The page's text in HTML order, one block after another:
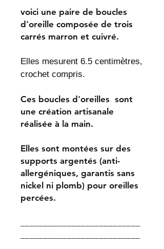
voici une paire de boucles
d'oreille composée de trois
carrés marron et cuivré.
Elles mesurent 6.5 centimètres,
crochet compris.
Ces boucles d'oreilles sont
une création artisanale
réalisée à la main.
Elles sont montées sur des
supports argentés (anti-
allergéniques, garantis sans
nickel ni plomb) pour oreilles
percées.